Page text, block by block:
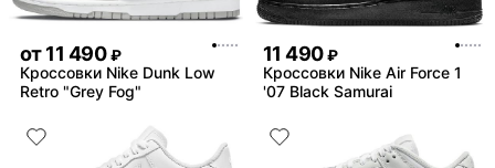
от11 490 ₽
Кроссовки Nike Dunk Low
Retro "Grey Fog"
11 490 ₽
Кроссовки Nike Air Force 1
'07 Black Samurai